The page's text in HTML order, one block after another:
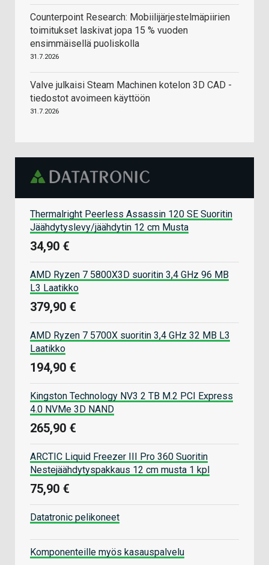
Counterpoint Research: Mobiilijärjestelmäpiirien
toimitukset laskivat jopa 15 % vuoden
ensimmäisellä puoliskolla
31.7.2026
Valve julkaisi Steam Machinen kotelon 3D CAD -
tiedostot avoimeen käyttöön
31.7.2026
Thermalright Peerless Assassin 120 SE Suoritin
Jäähdytyslevy/jäähdytin 12 cm Musta
34,90 €
AMD Ryzen 7 5800X3D suoritin 3,4 GHz 96 MB
L3 Laatikko
379,90 €
AMD Ryzen 7 5700X suoritin 3,4 GHz 32 MB L3
Laatikko
194,90 €
Kingston Technology NV3 2 TB M.2 PCI Express
4.0 NVMe 3D NAND
265,90 €
ARCTIC Liquid Freezer III Pro 360 Suoritin
Nestejäähdytyspakkaus 12 cm musta 1 kpl
75,90 €
Datatronic pelikoneet
Komponenteille myös kasauspalvelu